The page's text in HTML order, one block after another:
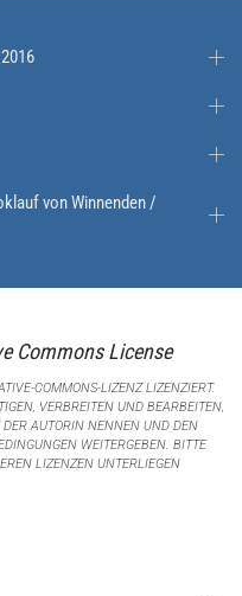
von Winnenden /
Commons License
COMMONS-LIZENZ LIZENZIERT.
VERBREITEN UND BEARBEITEN,
AUTORIN NENNEN UND DEN
WEITERGEBEN. BITTE
LIZENZEN UNTERLIEGEN